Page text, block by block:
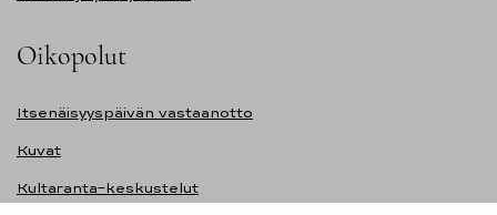
Oikopolut
Itsenäisyyspäivän vastaanotto
Kuvat
Kultaranta-keskustelut